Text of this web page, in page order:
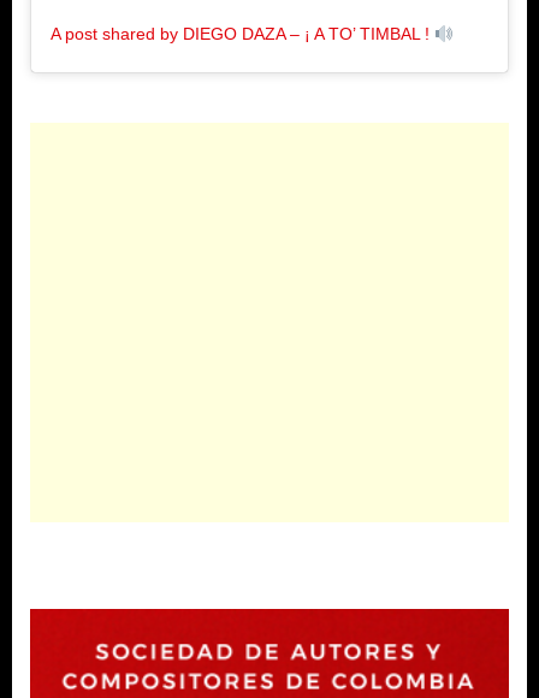
A post shared by DIEGO DAZA – ¡ A TO’ TIMBAL !